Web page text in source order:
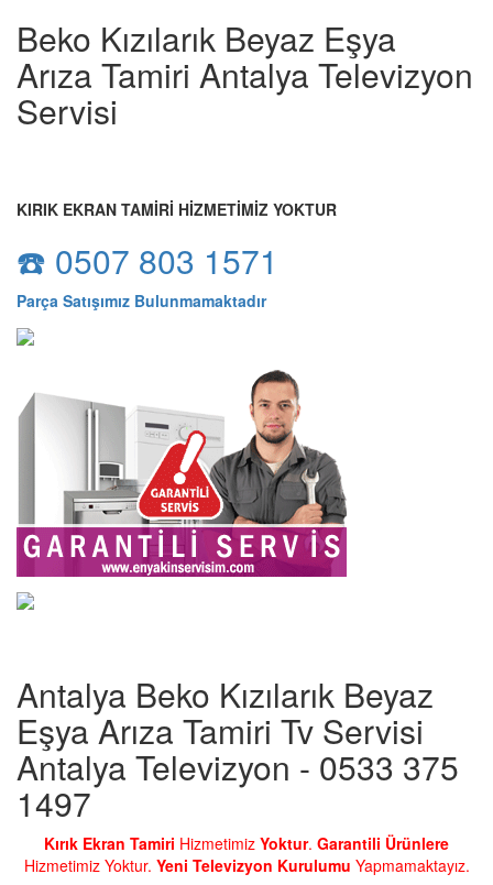
Beko Kızılarık Beyaz Eşya
Arıza Tamiri Antalya Televizyon
Servisi
KIRIK EKRAN TAMİRİ HİZMETİMİZ YOKTUR
☎️ 0507 803 1571
Parça Satışımız Bulunmamaktadır
Antalya Beko Kızılarık Beyaz
Eşya Arıza Tamiri Tv Servisi
Antalya Televizyon - 0533 375
1497
Kırık Ekran Tamiri Hizmetimiz Yoktur. Garantili Ürünlere
Hizmetimiz Yoktur. Yeni Televizyon Kurulumu Yapmamaktayız.